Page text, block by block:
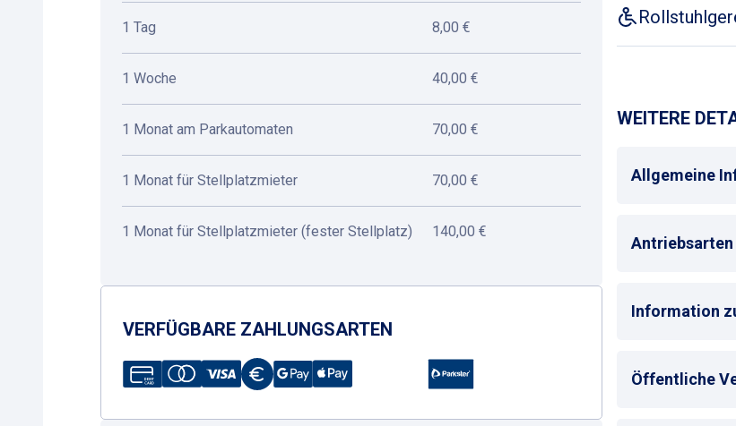
1 Tag 8,00 €
1 Woche 40,00 €
1 Monat am Parkautomaten 70,00 €
1 Monat für Stellplatzmieter 70,00 €
1 Monat für Stellplatzmieter (fester Stellplatz) 140,00 €
VERFÜGBARE ZAHLUNGSARTEN
WEITERE
Allgemeine
Max.
Antriebsarten
Information
Entfernung
Öffentliche